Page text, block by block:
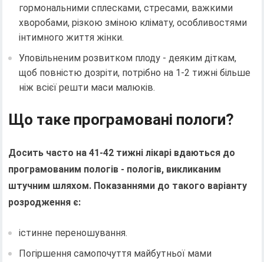
гормональними сплесками, стресами, важкими
хворобами, різкою зміною клімату, особливостями
інтимного життя жінки.
Уповільненим розвитком плоду - деяким діткам,
щоб повністю дозріти, потрібно на 1-2 тижні більше
ніж всієї решти маси малюків.
Що таке програмовані пологи?
Досить часто на 41-42 тижні лікарі вдаються до
програмованим пологів - пологів, викликаним
штучним шляхом. Показаннями до такого варіанту
розродження є:
істинне переношування.
Погіршення самопочуття майбутньої мами